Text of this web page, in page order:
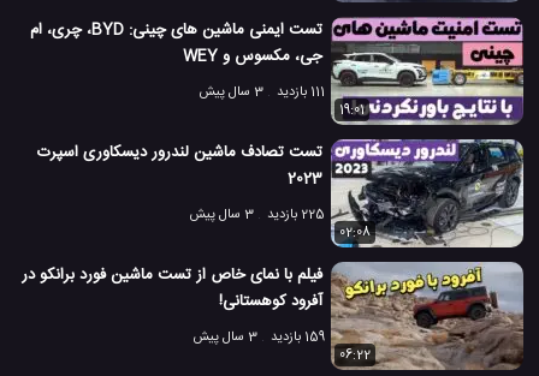
تست ایمنی ماشین های چینی: BYD، چری، ام
جی، مکسوس و WEY
111 بازدید
3 سال پیش
19:01
تست تصادف ماشین لندرور دیسکاوری اسپرت
2023
225 بازدید
3 سال پیش
02:08
فیلم با نمای خاص از تست ماشین فورد برانکو در
آفرود کوهستانی!
159 بازدید
3 سال پیش
06:22